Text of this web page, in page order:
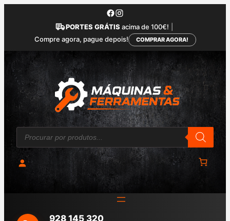
conteúdo
PORTES GRÁTIS acima de 100€!
Compre agora, pague depois!
COMPRAR AGORA!
P
o
u
928 145 320